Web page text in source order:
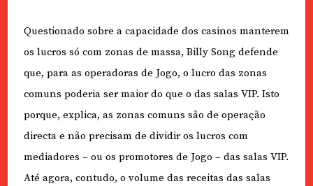
Questionado sobre a capacidade dos casinos manterem
os lucros só com zonas de massa, Billy Song defende
que, para as operadoras de Jogo, o lucro das zonas
comuns poderia ser maior do que o das salas VIP. Isto
porque, explica, as zonas comuns são de operação
directa e não precisam de dividir os lucros com
mediadores – ou os promotores de Jogo – das salas VIP.
Até agora, contudo, o volume das receitas das salas